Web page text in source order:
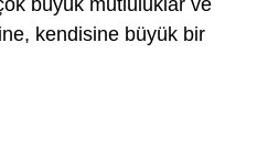
kendisine büyük bir